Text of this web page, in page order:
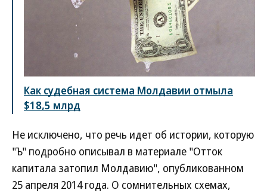
Как судебная система Молдавии отмыла
$18,5 млрд
Не исключено, что речь идет об истории, которую
"Ъ" подробно описывал в материале "Отток
капитала затопил Молдавию", опубликованном
25 апреля 2014 года. О сомнительных схемах,